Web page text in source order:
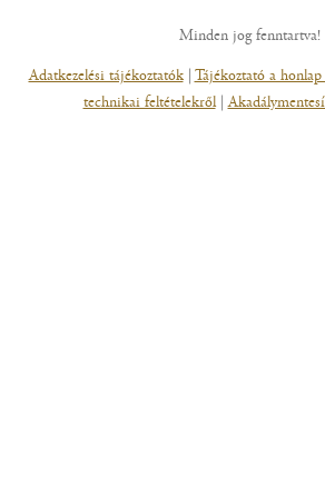
Minden jog fenntartva!
Adatkezelési tájékoztatók| Tájékoztató a honlap
technikai feltételekről|